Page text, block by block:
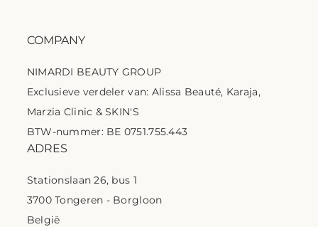
COMPANY
NIMARDI BEAUTY GROUP
Exclusieve verdeler van: Alissa Beauté, Karaja,
Marzia Clinic & SKIN'S
BTW-nummer: BE 0751.755.443
ADRES
Stationslaan 26, bus 1
3700 Tongeren - Borgloon
België